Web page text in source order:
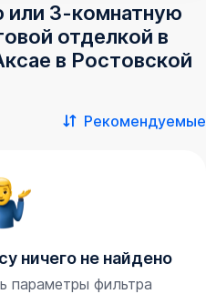
или 3-комнатную
отделкой в
в Ростовской
Рекомендуемые
ничего не найдено
параметры фильтра